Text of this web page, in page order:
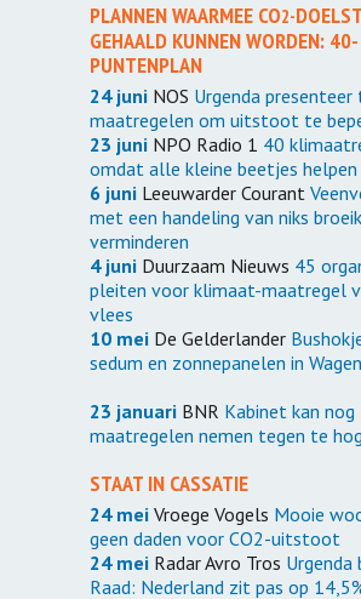
PLANNEN WAARMEE CO2-
GEHAALD KUNNEN WORDEN: 40-
PUNTENPLAN
24 juni NOS Urgenda
maatregelen om uitstoot te
23 juni NPO Radio 1 40
omdat alle kleine beetjes helpen
6 juni Leeuwarder Courant
met een handeling van niks
verminderen
4 juni Duurzaam Nieuws 45
pleiten voor klimaat-maatregel
vlees
10 mei De Gelderlander
sedum en zonnepanelen in
23 januari BNR Kabinet kan nog
maatregelen nemen tegen te
STAAT IN CASSATIE
24 mei Vroege Vogels Mooie
geen daden voor CO2-uitstoot
24 mei Radar Avro Tros Urgenda
Raad: Nederland zit pas op